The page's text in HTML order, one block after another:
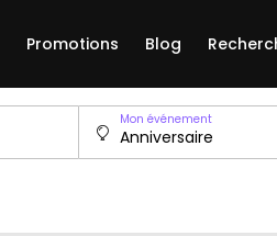
Promotions Blog
Mon événement